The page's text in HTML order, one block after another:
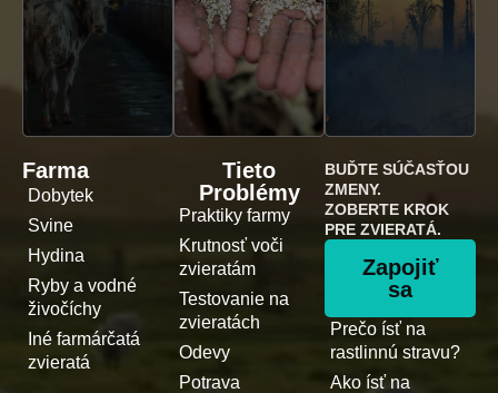
Farma
Dobytek
Svine
Hydina
Ryby a vodné
živočíchy
Iné farmárčatá
zvieratá
Tieto
Problémy
Praktiky farmy
Krutnosť voči
zvieratám
Testovanie na
zvieratách
Odevy
Potrava
BUĎTE SÚČASŤOU
ZMENY.
ZOBERTE KROK
PRE ZVIERATÁ.
Zapojiť
sa
Prečo ísť na
rastlinnú stravu?
Ako ísť na